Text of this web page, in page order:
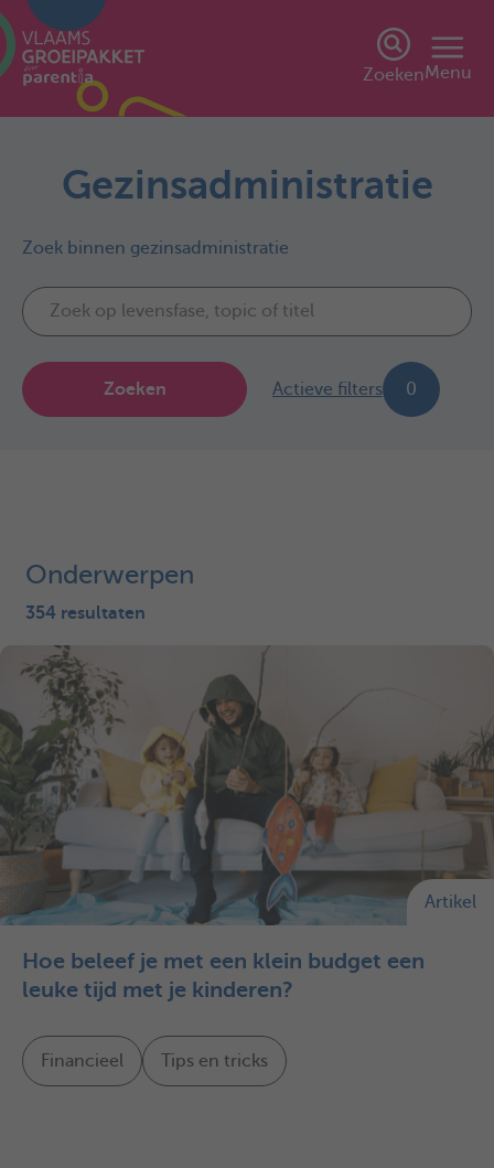
ZoekenMenu
Gezinsadministratie
Zoek binnen gezinsadministratie
Zoeken Actieve filters 0
Onderwerpen
354 resultaten
Artikel
Hoe beleef je met een klein budget een
leuke tijd met je kinderen?
Financieel Tips en tricks